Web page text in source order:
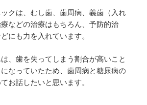
クは、むし歯、歯周病、義歯（入れ
などの治療はもちろん、予防的治
にも力を入れています。
、歯を失ってしまう割合が高いこと
なっていたため、歯周病と糖尿病の
お話したいと思います。